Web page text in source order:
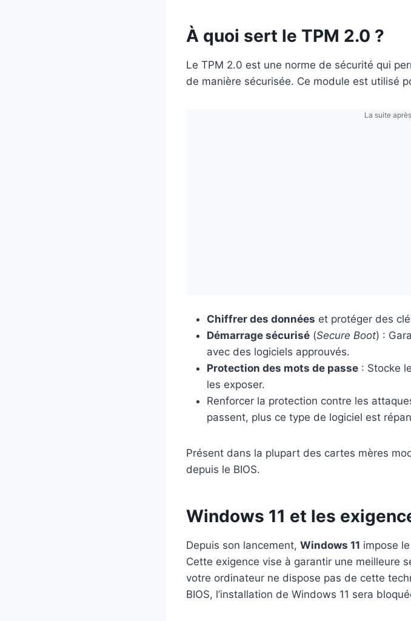
À quoi sert le TPM 2.0 ?
Le TPM 2.0 est une norme de sécurité qui
de manière sécurisée. Ce module est utilisé
La suite
Chiffrer des données et protéger des
Démarrage sécurisé (Secure Boot) :
avec des logiciels approuvés.
Protection des mots de passe : Stocke
les exposer.
Renforcer la protection contre les
passent, plus ce type de logiciel est
Présent dans la plupart des cartes mères
depuis le BIOS.
Windows 11 et les
Depuis son lancement, Windows 11 impose
Cette exigence vise à garantir une meilleure
votre ordinateur ne dispose pas de cette
BIOS, l’installation de Windows 11 sera